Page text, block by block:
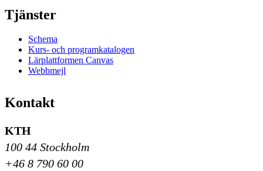
Tjänster
Schema
Kurs- och programkatalogen
Lärplattformen Canvas
Webbmejl
Kontakt
KTH
100 44 Stockholm
+46 8 790 60 00